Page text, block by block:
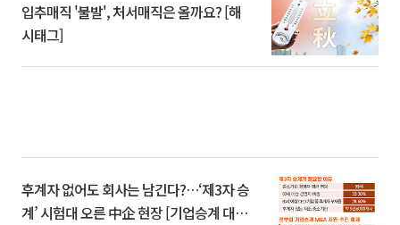
입추매직 '불발', 처서매직은 올까요? [해
시태그]
후계자 없어도 회사는 남긴다?…‘제3자 승
계’ 시험대 오른 中企 현장 [기업승계 대전